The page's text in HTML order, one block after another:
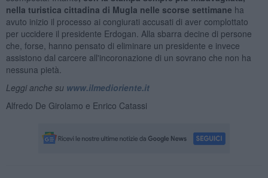
nella turistica cittadina di Mugla nelle scorse settimane ha
avuto inizio il processo ai congiurati accusati di aver complottato
per uccidere il presidente Erdogan. Alla sbarra decine di persone
che, forse, hanno pensato di eliminare un presidente e invece
assistono dal carcere all'incoronazione di un sovrano che non ha
nessuna pietà.
Leggi anche su www.ilmedioriente.it
Alfredo De Girolamo e Enrico Catassi